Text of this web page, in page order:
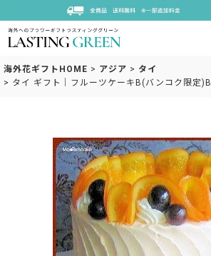
海外花ギフトHOME > アジア > タイ
> タイ ギフト｜フルーツケーキB(バンコク限定)B